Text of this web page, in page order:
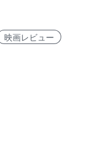
映画レビュー